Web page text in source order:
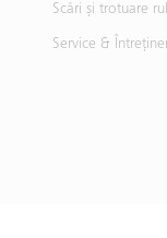
Scări și trotuare
Service &